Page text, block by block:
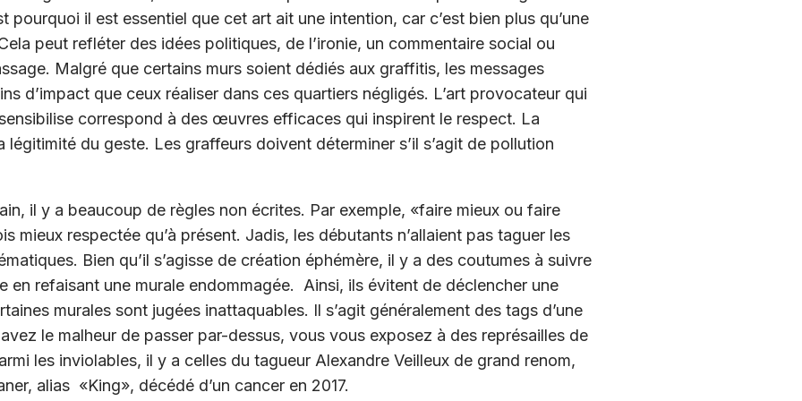
pourquoi il est essentiel que cet art ait une intention, car c’est bien plus qu’une
peut refléter des idées politiques, de l’ironie, un commentaire social ou
Malgré que certains murs soient dédiés aux graffitis, les messages
d’impact que ceux réaliser dans ces quartiers négligés. L’art provocateur qui
correspond à des œuvres efficaces qui inspirent le respect. La
légitimité du geste. Les graffeurs doivent déterminer s’il s’agit de pollution
il y a beaucoup de règles non écrites. Par exemple, «faire mieux ou faire
mieux respectée qu’à présent. Jadis, les débutants n’allaient pas taguer les
Bien qu’il s’agisse de création éphémère, il y a des coutumes à suivre
en refaisant une murale endommagée. Ainsi, ils évitent de déclencher une
murales sont jugées inattaquables. Il s’agit généralement des tags d’une
le malheur de passer par-dessus, vous vous exposez à des représailles de
les inviolables, il y a celles du tagueur Alexandre Veilleux de grand renom,
alias «King», décédé d’un cancer en 2017.